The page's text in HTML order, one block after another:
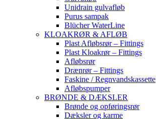
Unidrain gulvafløb
Purus sampak
Blücher WaterLine
KLOAKRØR & AFLØB
Plast Afløbsrør – Fittings
Plast Kloakrør – Fittings
Afløbsrør
Drænrør – Fittings
Faskine / Regnvandskassette
Afløbspumper
BRØNDE & DÆKSLER
Brønde og opføringsrør
Dæksler og karme